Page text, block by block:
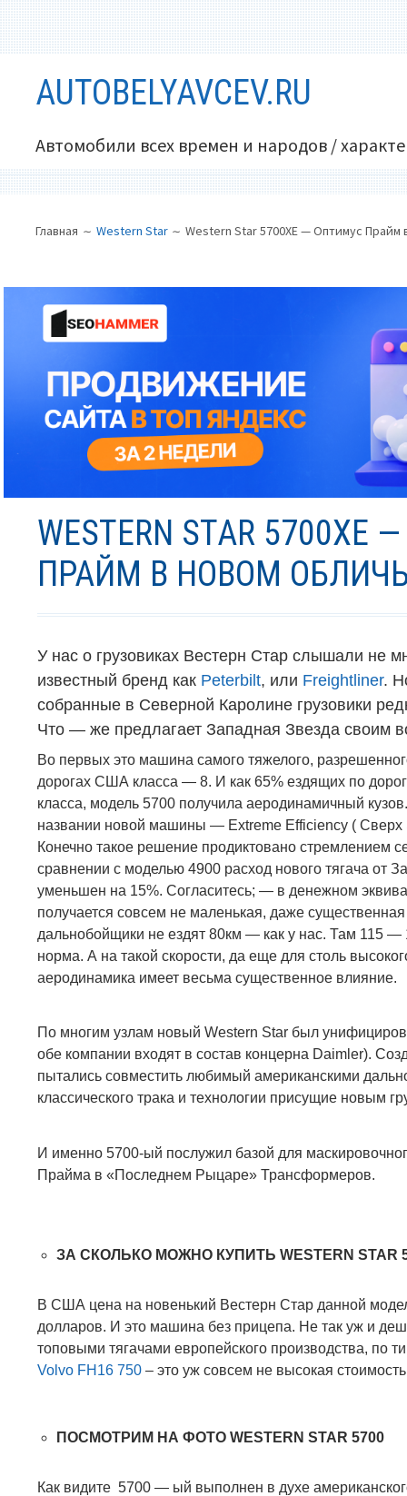
содержимомуAUTOBELYAVCEV.RU
Автомобили всех времен и народов /
МЕНЮ
САЙТЕ
(ХЛЕБНЫЕ
КРОШКИ)
Главная Western Star Western Star 5700XE — Оптимус Прайм
WESTERN STAR
ПРАЙМ В НОВОМ
У нас о грузовиках Вестерн Стар слышали не
известный бренд как Peterbilt, или Freightliner.
собранные в Северной Каролине грузовики
Что — же предлагает Западная Звезда своим
Во первых это машина самого тяжелого,
дорогах США класса — 8. И как 65%ездящих по
класса, модель 5700 получила аеродинамичный
названии новой машины — Extreme Efficiency (Сверх
Конечно такое решение продиктовано стремлением
сравнении с моделью 4900 расход нового тягача от
уменьшен на 15%.Согласитесь;— в денежном
получается совсем не маленькая, даже
дальнобойщики не ездят 80км — как у нас. Там 115
норма. А на такой скорости, да еще для столь
аеродинамика имеет весьма существенное влияние.
По многим узлам новыйWestern Star был
обе компании входят в состав концерна Daimler).
пытались совместить любимый американскими
классического трака и технологии присущие новым
И именно 5700-ый послужил базой для
Прайма в «Последнем Рыцаре» Трансформеров.
ЗА СКОЛЬКО МОЖНО КУПИТЬWESTERN STAR
В США цена на новенький Вестерн Стар данной
долларов. И это машина без прицепа. Не так уж и
топовыми тягачами европейского производства, по
Volvo FH16 750 –это уж совсем не высокая
ПОСМОТРИМ НА ФОТОWESTERN STAR 5700
Как видите 5700 — ый выполнен в духе